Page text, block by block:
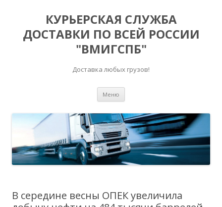
КУРЬЕРСКАЯ СЛУЖБА
ДОСТАВКИ ПО ВСЕЙ РОССИИ
"ВМИГСПБ"
Доставка любых грузов!
Меню
В середине весны ОПЕК увеличила